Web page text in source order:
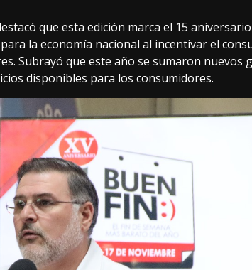
que esta edición marca el 15
la economía nacional al incentivar el
Subrayó que este año se sumaron nuevos
disponibles para los consumidores.